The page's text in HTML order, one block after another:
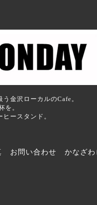
金沢ローカルのCafe。
を。
ースタンド。
お問い合わせ かなざ